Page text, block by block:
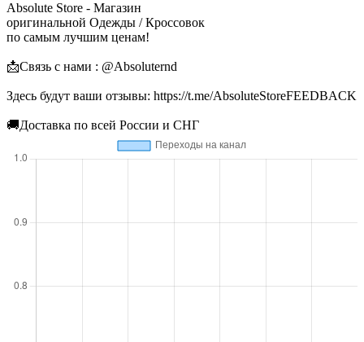
Absolute Store - Магазин
оригинальной Одежды / Кроссовок
по самым лучшим ценам!
📩Связь с нами : @Absoluternd
Здесь будут ваши отзывы: https://t.me/AbsoluteStoreFEEDBACK
🚚Доставка по всей России и СНГ